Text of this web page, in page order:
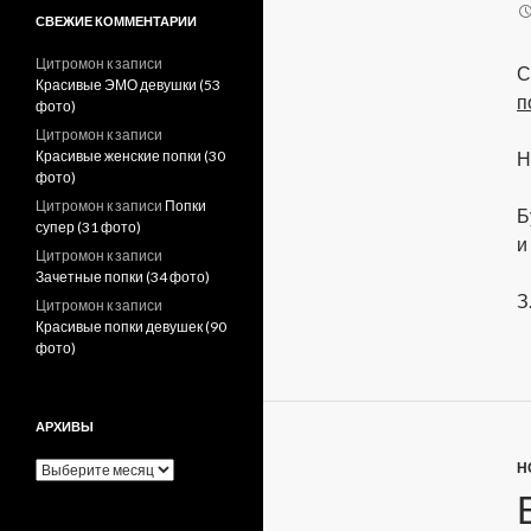
СВЕЖИЕ КОММЕНТАРИИ
Цитромон к записи
Красивые ЭМО девушки (53
фото)
Цитромон к записи
Красивые женские попки (30
фото)
Цитромон к записи Попки
супер (31 фото)
Цитромон к записи
Зачетные попки (34 фото)
Цитромон к записи
Красивые попки девушек (90
фото)
АРХИВЫ
А